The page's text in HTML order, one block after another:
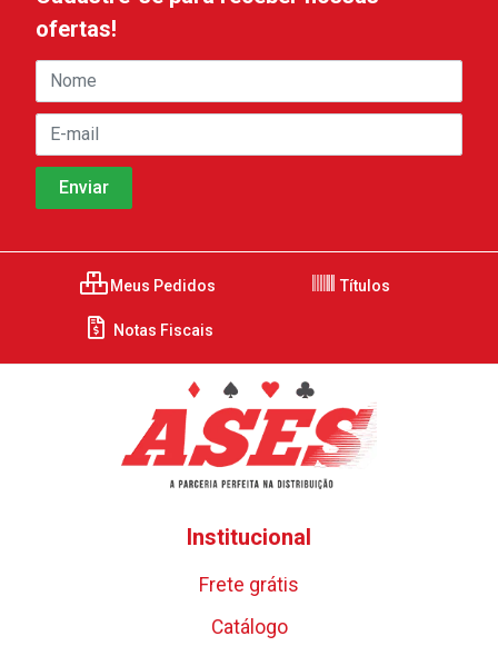
ofertas!
Meus Pedidos Títulos
Notas Fiscais
Institucional
Frete grátis
Catálogo